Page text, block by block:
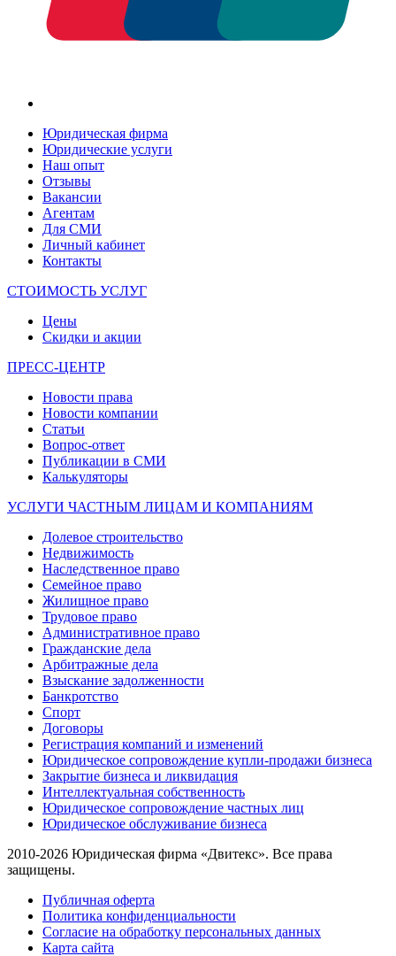
Юридическая фирма
Юридические услуги
Наш опыт
Отзывы
Вакансии
Агентам
Для СМИ
Личный кабинет
Контакты
СТОИМОСТЬ УСЛУГ
Цены
Скидки и акции
ПРЕСС-ЦЕНТР
Новости права
Новости компании
Статьи
Вопрос-ответ
Публикации в СМИ
Калькуляторы
УСЛУГИ ЧАСТНЫМ ЛИЦАМ И КОМПАНИЯМ
Долевое строительство
Недвижимость
Наследственное право
Семейное право
Жилищное право
Трудовое право
Административное право
Гражданские дела
Арбитражные дела
Взыскание задолженности
Банкротство
Спорт
Договоры
Регистрация компаний и изменений
Юридическое сопровождение купли-продажи бизнеса
Закрытие бизнеса и ликвидация
Интеллектуальная собственность
Юридическое сопровождение частных лиц
Юридическое обслуживание бизнеса
2010-2026 Юридическая фирма «Двитекс». Все права
защищены.
Публичная оферта
Политика конфиденциальности
Согласие на обработку персональных данных
Карта сайта